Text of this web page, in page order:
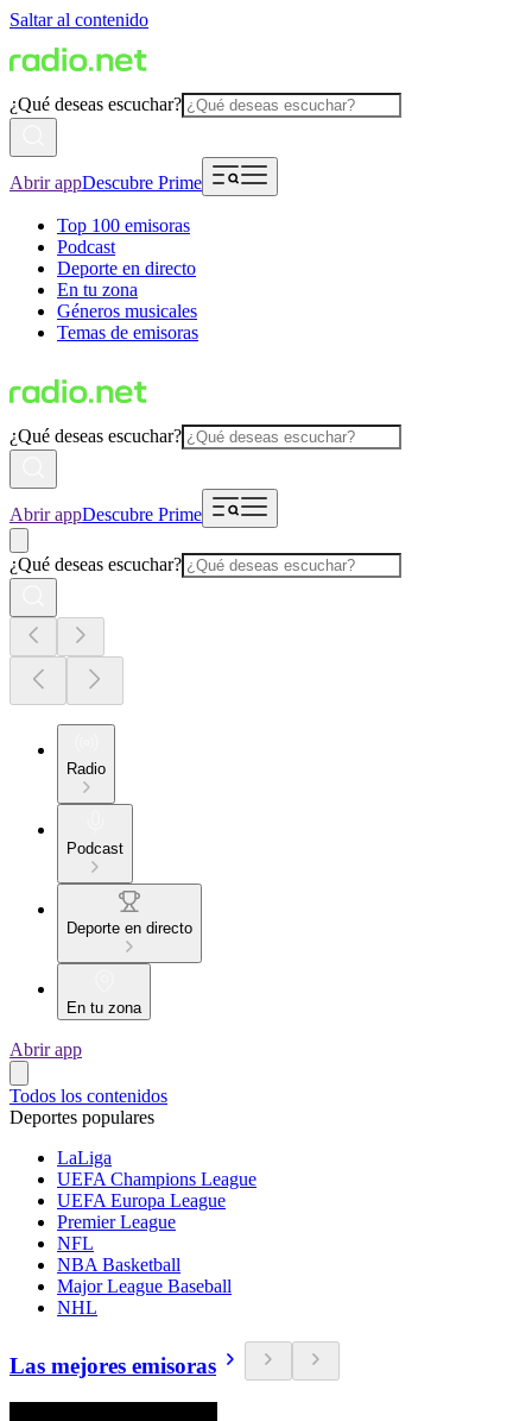
Saltar al contenido
¿Qué deseas escuchar?
Abrir appDescubre Prime
Top 100 emisoras
Podcast
Deporte en directo
En tu zona
Géneros musicales
Temas de emisoras
¿Qué deseas escuchar?
Abrir appDescubre Prime
¿Qué deseas escuchar?
Radio
Podcast
Deporte en directo
En tu zona
Abrir app
Todos los contenidos
Deportes populares
LaLiga
UEFA Champions League
UEFA Europa League
Premier League
NFL
NBA Basketball
Major League Baseball
NHL
Las mejores emisoras